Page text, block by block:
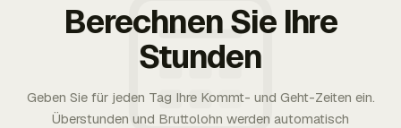
Berechnen Sie Ihre
Stunden
Geben Sie für jeden Tag Ihre Kommt- und Geht-Zeiten ein.
Überstunden und Bruttolohn werden automatisch